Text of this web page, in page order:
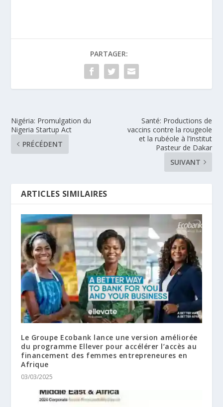
PARTAGER:
Nigéria: Promulgation du
Nigeria Startup Act
PRÉCÉDENT
Santé: Productions de
vaccins contre la rougeole
et la rubéole à l’Institut
Pasteur de Dakar
SUIVANT
ARTICLES SIMILAIRES
Le Groupe Ecobank lance une version améliorée
du programme Ellever pour accélérer l’accès au
financement des femmes entrepreneures en
Afrique
03/03/2025